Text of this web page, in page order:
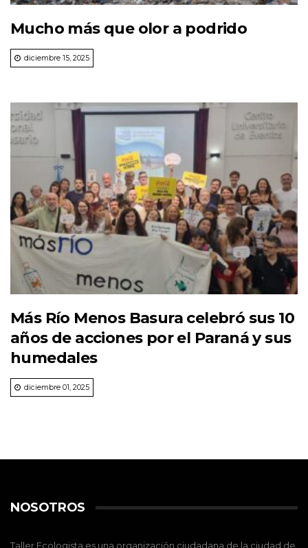
Mucho más que olor a podrido
diciembre 15, 2025
Más Río Menos Basura celebró sus 10
años de acciones por el Paraná y sus
humedales
diciembre 01, 2025
NOSOTROS
Taller Ecologista es una organización ciudadana de la ciudad de